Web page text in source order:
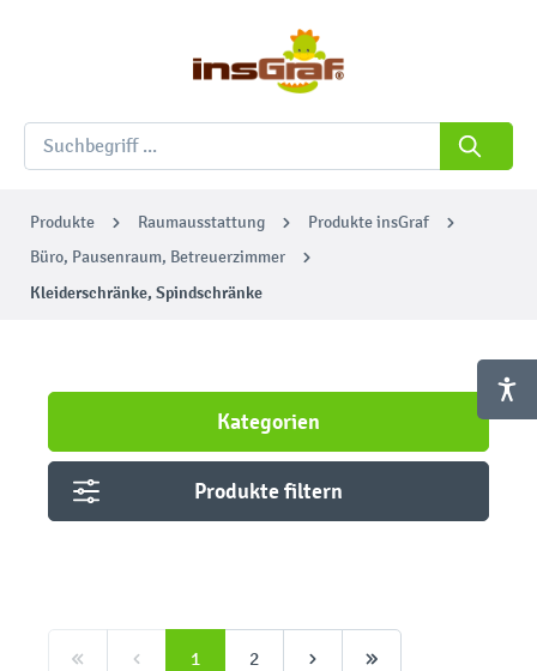
Produkte Raumausstattung
Produkte insGraf
Büro, Pausenraum, Betreuerzimmer
Kleiderschränke, Spindschränke
Kategorien
Produkte filtern
1 2